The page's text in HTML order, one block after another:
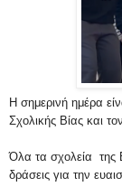
Η σημερινή ημέρα
Σχολικής Βίας και
Όλα τα σχολεία της
δράσεις για την